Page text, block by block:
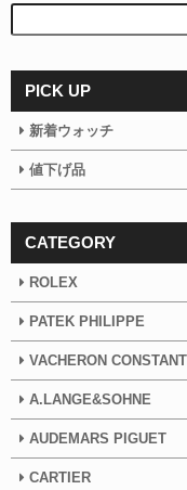
PICK UP
新着ウォッチ
値下げ品
CATEGORY
ROLEX
PATEK PHILIPPE
VACHERON
A.LANGE&SOHNE
AUDEMARS PIGUET
CARTIER